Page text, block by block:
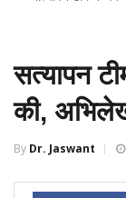
सत्यापन
की,
By Dr. Jaswant